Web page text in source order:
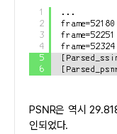
1
2
3
4
5
6
...
PSNR은 역시 29.818578이고, 평균 SSIM이 0.953492로 확
인되었다.